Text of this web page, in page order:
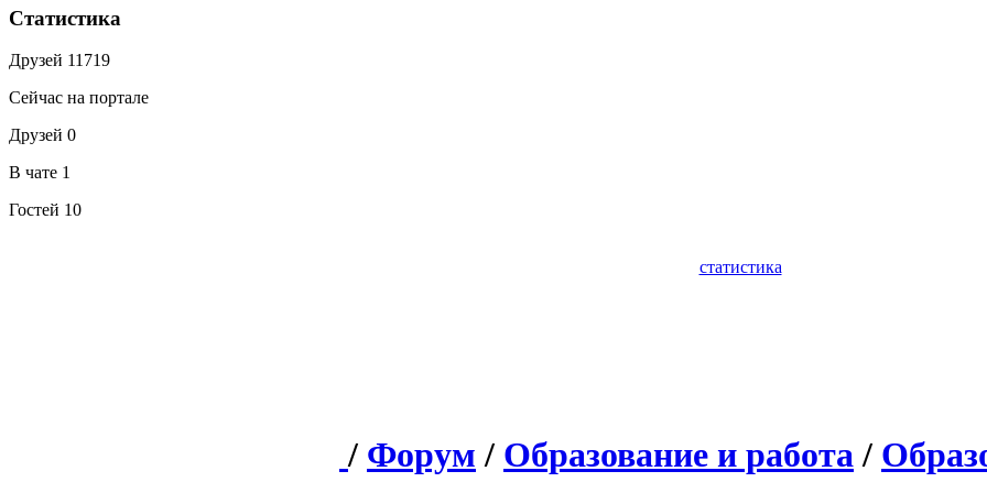
Статистика
Друзей 11719
Сейчас на портале
Друзей 0
В чате 1
Гостей 10
статистика
/ Форум / Образование и работа /